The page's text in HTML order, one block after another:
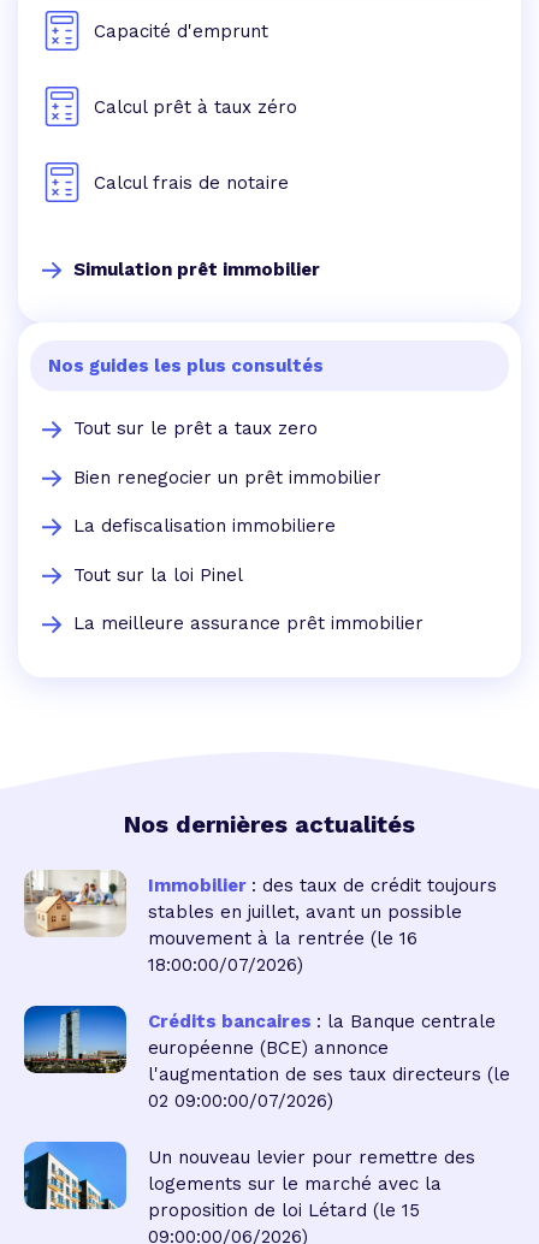
Capacité d'emprunt
Calcul prêt à taux zéro
Calcul frais de notaire
Simulation prêt immobilier
Nos guides les plus consultés
Tout sur le prêt a taux zero
Bien renegocier un prêt immobilier
La defiscalisation immobiliere
Tout sur la loi Pinel
La meilleure assurance prêt immobilier
Nos dernières actualités
Immobilier : des taux de crédit toujours
stables en juillet, avant un possible
mouvement à la rentrée (le 16
18:00:00/07/2026)
Crédits bancaires : la Banque centrale
européenne (BCE) annonce
l'augmentation de ses taux directeurs (le
02 09:00:00/07/2026)
Un nouveau levier pour remettre des
logements sur le marché avec la
proposition de loi Létard (le 15
09:00:00/06/2026)